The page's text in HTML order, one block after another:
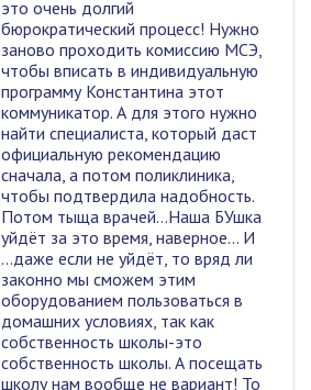
это очень долгий
бюрократический процесс! Нужно
заново проходить комиссию МСЭ,
чтобы вписать в индивидуальную
программу Константина этот
коммуникатор. А для этого нужно
найти специалиста, который даст
официальную рекомендацию
сначала, а потом поликлиника,
чтобы подтвердила надобность.
Потом тыща врачей...Наша БУшка
уйдёт за это время, наверное... И
...даже если не уйдёт, то вряд ли
законно мы сможем этим
оборудованием пользоваться в
домашних условиях, так как
собственность школы-это
собственность школы. А посещать
школу нам вообще не вариант! То